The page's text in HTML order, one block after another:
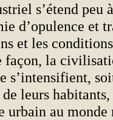
s’étend peu
d’opulence et
et les
façon, la
s’intensifient,
leurs
urbain au monde